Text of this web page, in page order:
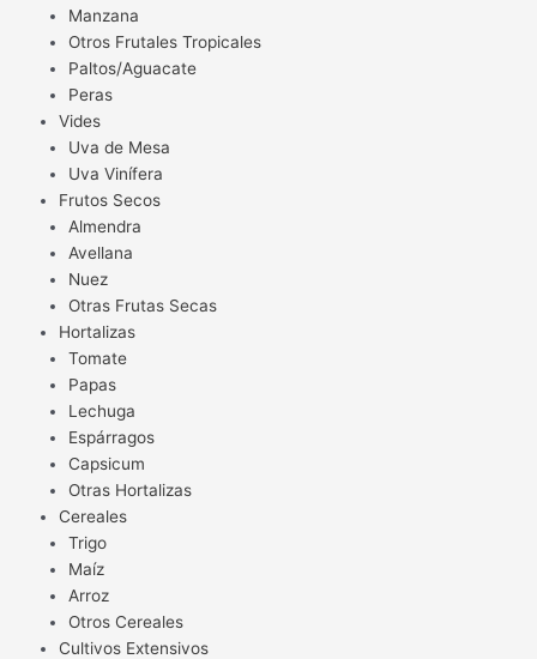
Manzana
Otros Frutales Tropicales
Paltos/Aguacate
Peras
Vides
Uva de Mesa
Uva Vinífera
Frutos Secos
Almendra
Avellana
Nuez
Otras Frutas Secas
Hortalizas
Tomate
Papas
Lechuga
Espárragos
Capsicum
Otras Hortalizas
Cereales
Trigo
Maíz
Arroz
Otros Cereales
Cultivos Extensivos